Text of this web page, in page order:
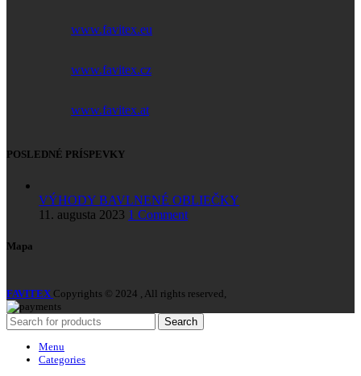
www.favitex.eu
www.favitex.cz
www.favitex.at
POSLEDNÉ PRÍSPEVKY
VÝHODY BAVLNENÉ OBLIEČKY
11. augusta 2023 1 Comment
Mapa
FAVITEX Copyrights © 2024 , All rights reserved,
Search
Menu
Categories